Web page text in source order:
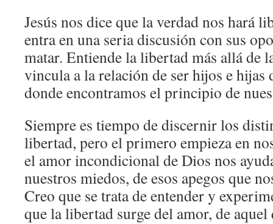
Jesús nos dice que la verdad nos hará
entra en una seria discusión con sus
matar. Entiende la libertad más allá de
vincula a la relación de ser hijos e hijas
donde encontramos el principio de
Siempre es tiempo de discernir los
libertad, pero el primero empieza en
el amor incondicional de Dios nos
nuestros miedos, de esos apegos que
Creo que se trata de entender y
que la libertad surge del amor, de